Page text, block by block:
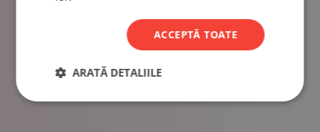
ACCEPTĂ TOATE
ARATĂ DETALIILE